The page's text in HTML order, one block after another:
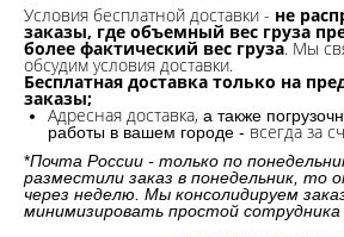
Условия бесплатной доставки - не
заказы, где объемный вес груза
более фактический вес груза. Мы
обсудим условия доставки.
Бесплатная доставка только на
заказы;
Адресная доставка, а также
работы в вашем городе - всегда за
*Почта России - только по
разместили заказ в понедельник, то
через неделю. Мы консолидируем
минимизировать простой сотрудника